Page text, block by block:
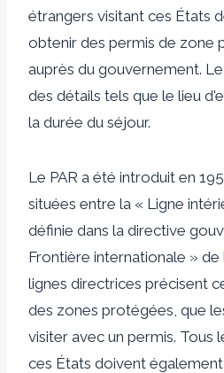
étrangers visitant ces États
obtenir des permis de zone
auprès du gouvernement.
des détails tels que le lieu
la durée du séjour.
Le PAR a été introduit en
situées entre la « Ligne
définie dans la directive
Frontière internationale »
lignes directrices précisent
des zones protégées, que
visiter avec un permis. Tous
ces États doivent